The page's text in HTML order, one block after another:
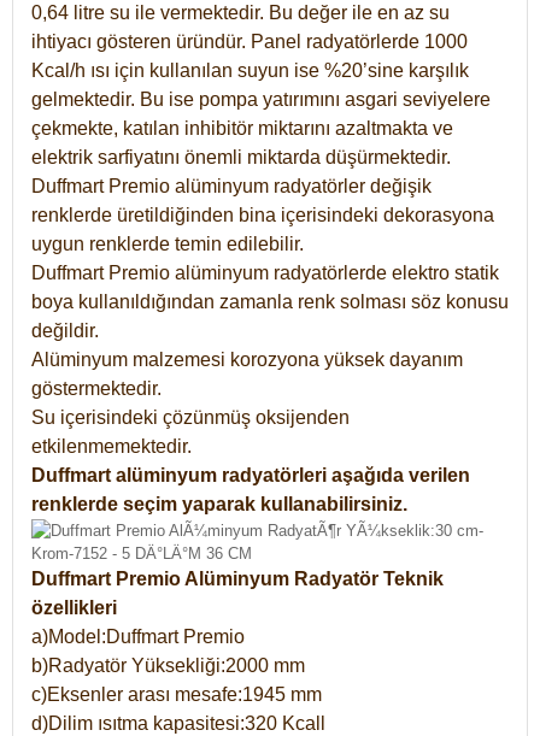
0,64 litre su ile vermektedir. Bu değer ile en az su
ihtiyacı gösteren üründür. Panel radyatörlerde 1000
Kcal/h ısı için kullanılan suyun ise %20’sine karşılık
gelmektedir. Bu ise pompa yatırımını asgari seviyelere
çekmekte, katılan inhibitör miktarını azaltmakta ve
elektrik sarfiyatını önemli miktarda düşürmektedir.
Duffmart Premio alüminyum radyatörler değişik
renklerde üretildiğinden bina içerisindeki dekorasyona
uygun renklerde temin edilebilir.
Duffmart Premio alüminyum radyatörlerde elektro statik
boya kullanıldığından zamanla renk solması söz konusu
değildir.
Alüminyum malzemesi korozyona yüksek dayanım
göstermektedir.
Su içerisindeki çözünmüş oksijenden
etkilenmemektedir.
Duffmart alüminyum radyatörleri aşağıda verilen
renklerde seçim yaparak kullanabilirsiniz.
Duffmart Premio Alüminyum Radyatör Teknik
özellikleri
a)Model:Duffmart Premio
b)Radyatör Yüksekliği:2000 mm
c)Eksenler arası mesafe:1945 mm
d)Dilim ısıtma kapasitesi:320 Kcall